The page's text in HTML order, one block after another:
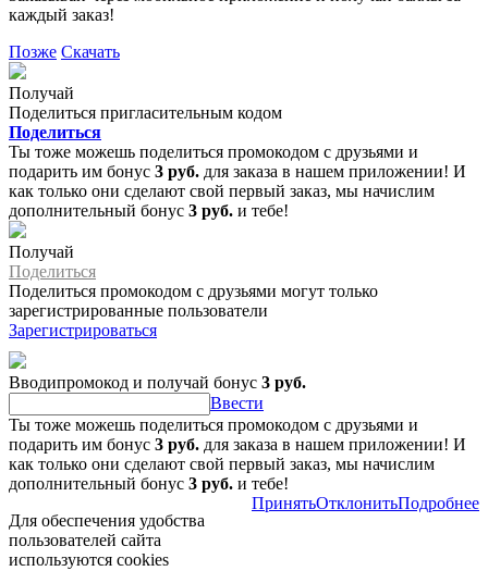
каждый заказ!
Позже Скачать
Получай
Поделиться пригласительным кодом
Поделиться
Ты тоже можешь поделиться промокодом с друзьями и
подарить им бонус 3 руб. для заказа в нашем приложении! И
как только они сделают свой первый заказ, мы начислим
дополнительный бонус 3 руб. и тебе!
Получай
Поделиться
Поделиться промокодом с друзьями могут только
зарегистрированные пользователи
Зарегистрироваться
Вводипромокод и получай бонус 3 руб.
Ввести
Ты тоже можешь поделиться промокодом с друзьями и
подарить им бонус 3 руб. для заказа в нашем приложении! И
как только они сделают свой первый заказ, мы начислим
дополнительный бонус 3 руб. и тебе!
Для обеспечения удобства
пользователей сайта
используются cookies
ПринятьОтклонитьПодробнее